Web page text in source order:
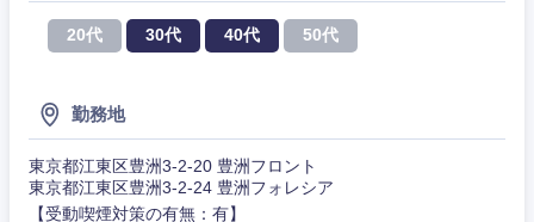
20代 30代 40代 50代
勤務地
東京都江東区豊洲3-2-20 豊洲フロント
東京都江東区豊洲3-2-24 豊洲フォレシア
【受動喫煙対策の有無：有】
山梨県 長野県